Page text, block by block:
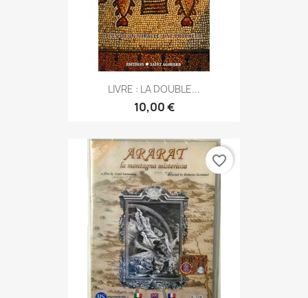
LIVRE : LA DOUBLE...
10,00 €
favorite_border